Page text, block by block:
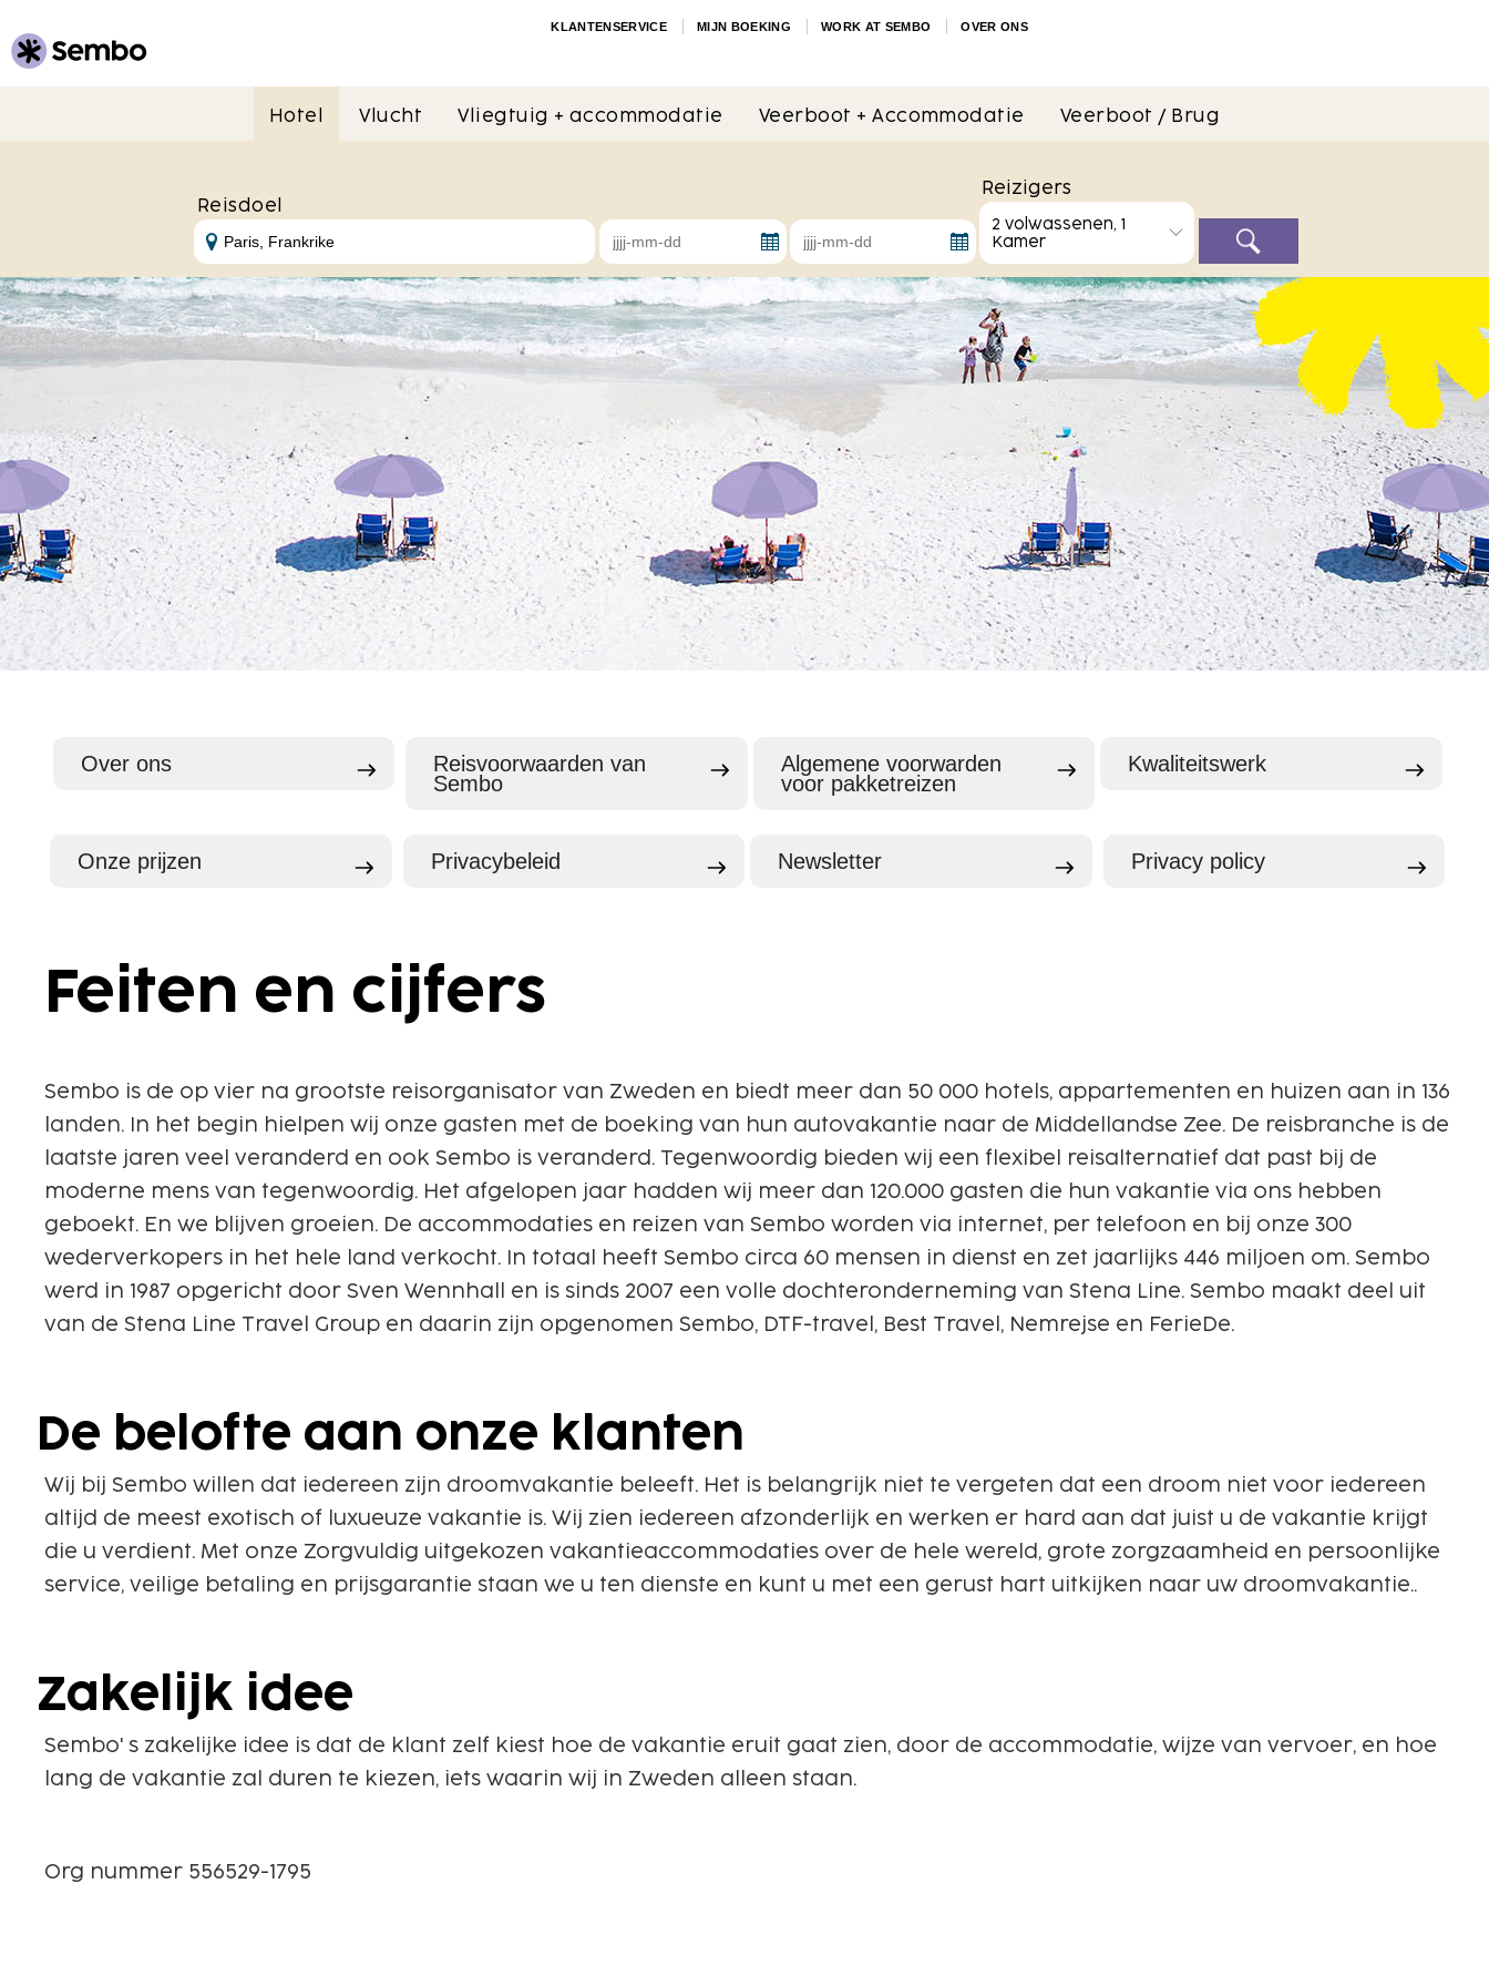
KLANTENSERVICE MIJN BOEKING WORK AT SEMBO OVER ONS
Hotel Vlucht Vliegtuig + accommodatie Veerboot + Accommodatie Veerboot / Brug
Reisdoel
Reizigers
2 volwassenen, 1
Kamer
Over ons
Reisvoorwaarden van
Sembo
Algemene voorwarden
voor pakketreizen
Kwaliteitswerk
Onze prijzen Privacybeleid Newsletter Privacy policy
Feiten en cijfers
Sembo is de op vier na grootste reisorganisator van Zweden en biedt meer dan 50 000 hotels, appartementen en huizen aan in 136
landen. In het begin hielpen wij onze gasten met de boeking van hun autovakantie naar de Middellandse Zee. De reisbranche is de
laatste jaren veel veranderd en ook Sembo is veranderd. Tegenwoordig bieden wij een flexibel reisalternatief dat past bij de
moderne mens van tegenwoordig. Het afgelopen jaar hadden wij meer dan 120.000 gasten die hun vakantie via ons hebben
geboekt. En we blijven groeien. De accommodaties en reizen van Sembo worden via internet, per telefoon en bij onze 300
wederverkopers in het hele land verkocht. In totaal heeft Sembo circa 60 mensen in dienst en zet jaarlijks 446 miljoen om. Sembo
werd in 1987 opgericht door Sven Wennhall en is sinds 2007 een volle dochteronderneming van Stena Line. Sembo maakt deel uit
van de Stena Line Travel Group en daarin zijn opgenomen Sembo, DTF-travel, Best Travel, Nemrejse en FerieDe.
De belofte aan onze klanten
Wij bij Sembo willen dat iedereen zijn droomvakantie beleeft. Het is belangrijk niet te vergeten dat een droom niet voor iedereen
altijd de meest exotisch of luxueuze vakantie is. Wij zien iedereen afzonderlijk en werken er hard aan dat juist u de vakantie krijgt
die u verdient. Met onze Zorgvuldig uitgekozen vakantieaccommodaties over de hele wereld, grote zorgzaamheid en persoonlijke
service, veilige betaling en prijsgarantie staan we u ten dienste en kunt u met een gerust hart uitkijken naar uw droomvakantie..
Zakelijk idee
Sembo' s zakelijke idee is dat de klant zelf kiest hoe de vakantie eruit gaat zien, door de accommodatie, wijze van vervoer, en hoe
lang de vakantie zal duren te kiezen, iets waarin wij in Zweden alleen staan.
Org nummer 556529-1795